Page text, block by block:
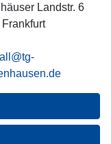
Landstr. 6
Frankfurt